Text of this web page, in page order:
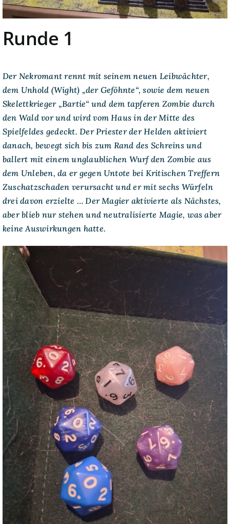
Runde 1
Der Nekromant rennt mit seinem neuen Leibwächter,
dem Unhold (Wight) „der Geföhnte“, sowie dem neuen
Skelettkrieger „Bartie“ und dem tapferen Zombie durch
den Wald vor und wird vom Haus in der Mitte des
Spielfeldes gedeckt. Der Priester der Helden aktiviert
danach, bewegt sich bis zum Rand des Schreins und
ballert mit einem unglaublichen Wurf den Zombie aus
dem Unleben, da er gegen Untote bei Kritischen Treffern
Zuschatzschaden verursacht und er mit sechs Würfeln
drei davon erzielte … Der Magier aktivierte als Nächstes,
aber blieb nur stehen und neutralisierte Magie, was aber
keine Auswirkungen hatte.